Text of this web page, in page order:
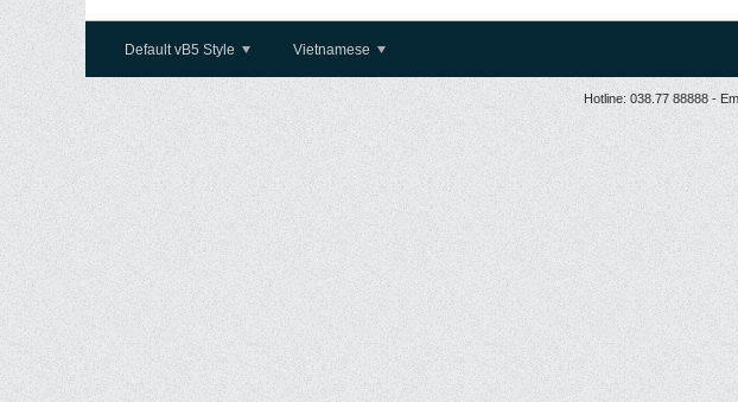
Default vB5 Style Vietnamese
Hotline: 038.77 88888 -